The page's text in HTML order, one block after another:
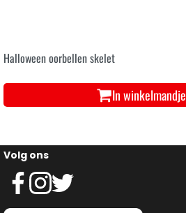
Halloween oorbellen skelet
In winkelmandje
Volg ons